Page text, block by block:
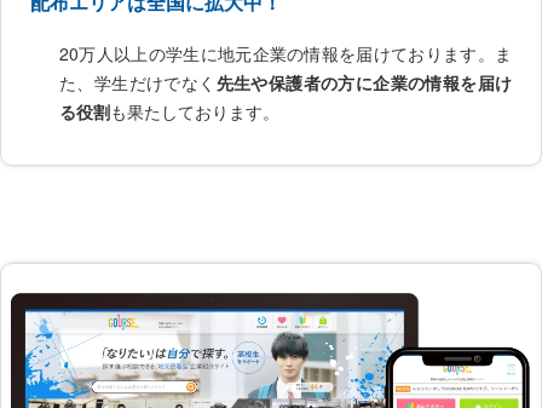
20万人以上の学生に地元企業の情報を届けております。ま
た、学生だけでなく 先生や保護者の方に企業の情報を届け
る役割も果たしております。